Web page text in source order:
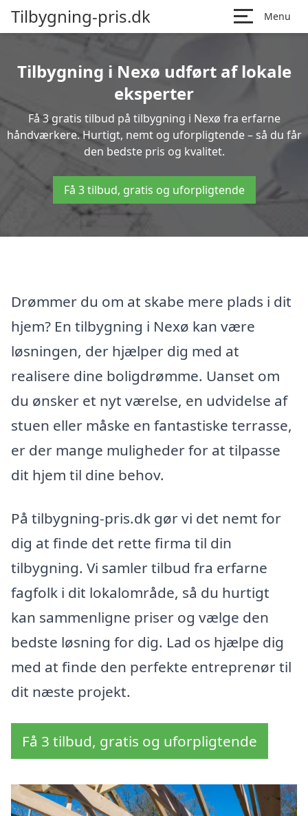
Tilbygning-pris.dk Menu
Tilbygning i Nexø udført af lokale
eksperter
Få 3 gratis tilbud på tilbygning i Nexø fra erfarne
håndværkere. Hurtigt, nemt og uforpligtende – så du får
den bedste pris og kvalitet.
Få 3 tilbud, gratis og uforpligtende
Drømmer du om at skabe mere plads i dit
hjem? En tilbygning i Nexø kan være
løsningen, der hjælper dig med at
realisere dine boligdrømme. Uanset om
du ønsker et nyt værelse, en udvidelse af
stuen eller måske en fantastiske terrasse,
er der mange muligheder for at tilpasse
dit hjem til dine behov.
På tilbygning-pris.dk gør vi det nemt for
dig at finde det rette firma til din
tilbygning. Vi samler tilbud fra erfarne
fagfolk i dit lokalområde, så du hurtigt
kan sammenligne priser og vælge den
bedste løsning for dig. Lad os hjælpe dig
med at finde den perfekte entreprenør til
dit næste projekt.
Få 3 tilbud, gratis og uforpligtende